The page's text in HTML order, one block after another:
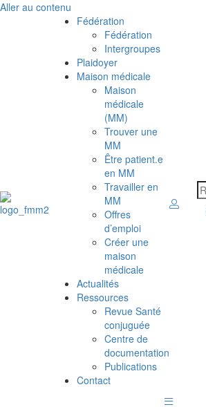
Aller au contenu
Fédération
Fédération
Intergroupes
Plaidoyer
Maison médicale
Maison
médicale
(MM)
Trouver une
MM
Être patient.e
en MM
Travailler en
MM
Offres
d’emploi
Créer une
maison
médicale
Actualités
Ressources
Revue Santé
conjuguée
Centre de
documentation
Publications
Contact